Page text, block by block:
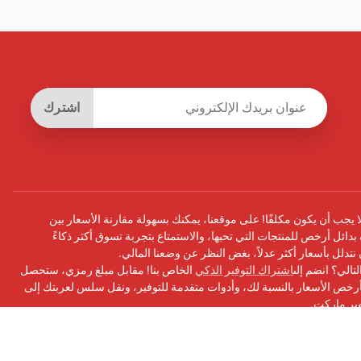
اشترك
أن يكون مكلفًا! على موقعنا، يمكنك بسهولة مقارنة الأسعار بين
أرخص للمنتجات التي تحبها، والاستمتاع بتجربة تسوق أكثر ذكاءً
نتدلل بأسعار أكثر عدلاً، بغض النظر عن وضعنا المالي.
انضم إلىاشتراك التوفير الذكي الخاص بنا! مقابل مبلغ رمزي، ستحصل
الأسعار بالنسبة لك، وأدوات متقدمة للتوفير، ونقل سلس لعربتك إلى
ماركت.